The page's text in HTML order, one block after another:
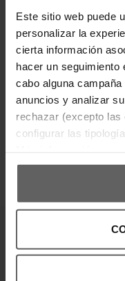
Este sitio web puede
personalizar la
cierta información
hacer un
cabo alguna
anuncios y analizar
rechazar (excepto
configurar las
DETALLES DEL
DEVOLUCIONES Y
INFORMACIÓN
OPINIONES DE
¡Entérate